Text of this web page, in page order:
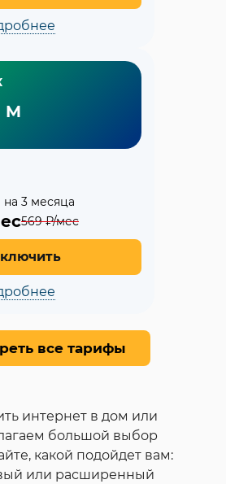
на 3 месяца
569₽/мес
все тарифы
интернет в дом или
большой выбор
какой подойдет вам:
или расширенный